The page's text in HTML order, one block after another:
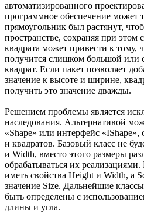
автоматизированного
программное обеспечение может
прямоугольник был растянут,
пространстве, сохраняя при этом
квадрата может привести к тому,
получится слишком большой или
квадрат. Если пакет позволяет
значение к высоте и ширине,
получить это значение дважды.
Решением проблемы является
наследования. Альтернативой
«Shape» или интерфейс
и квадратов. Базовый класс не
и Width, вместо этого размеры
обрабатываться их реализациями.
иметь свойства Height и Width, а
значение Size. Дальнейшие
быть определены с
длины и угла.